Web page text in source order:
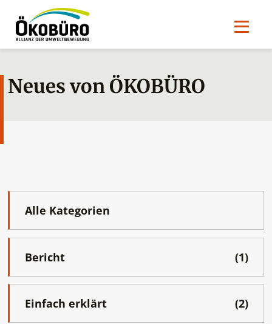
Neues von ÖKOBÜRO
Alle Kategorien
Bericht (1)
Einfach erklärt (2)